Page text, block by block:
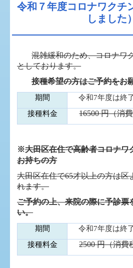
令和７年度コロナワクチ
しました）
混雑緩和のため、コロナワ
としております。
接種希望の方はご予約をお
期間
令和7年度は終
接種料金
16500円（消
※大田区在住で高齢者コロナワ
お持ちの方
大田区在住で65才以上の方は区
れます。
ご予約の上、来院の際に予診票
い。
期間 令和7年度は終
接種料金
2500円（消費